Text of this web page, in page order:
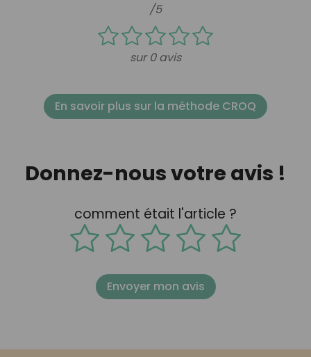
/5
sur 0 avis
En savoir plus sur la méthode CROQ
Donnez-nous votre avis !
comment était l'article ?
Envoyer mon avis